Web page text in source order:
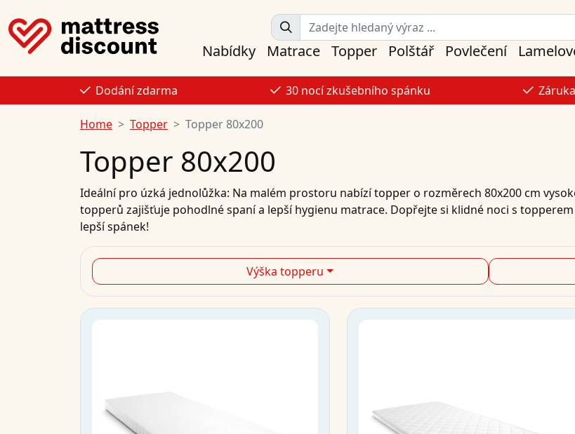
Nabídky Matrace Topper Polštář Povlečení
Dodání zdarma 30 nocí zkušebního spánku
Home Topper Topper 80x200
Topper 80x200
Ideální pro úzká jednolůžka: Na malém prostoru nabízí topper o rozměrech 80x200 cm
topperů zajišťuje pohodlné spaní a lepší hygienu matrace. Dopřejte si klidné noci s
lepší spánek!
Výška topperu